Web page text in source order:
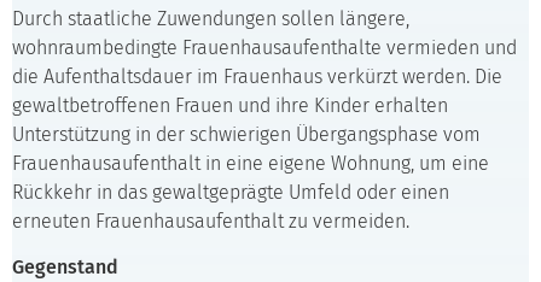
Durch staatliche Zuwendungen sollen längere,
wohnraumbedingte Frauenhausaufenthalte vermieden und
die Aufenthaltsdauer im Frauenhaus verkürzt werden. Die
gewaltbetroffenen Frauen und ihre Kinder erhalten
Unterstützung in der schwierigen Übergangsphase vom
Frauenhausaufenthalt in eine eigene Wohnung, um eine
Rückkehr in das gewaltgeprägte Umfeld oder einen
erneuten Frauenhausaufenthalt zu vermeiden.
Gegenstand